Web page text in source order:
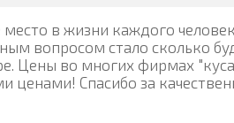
в жизни каждого
вопросом стало сколько
Цены во многих фирмах
Спасибо за